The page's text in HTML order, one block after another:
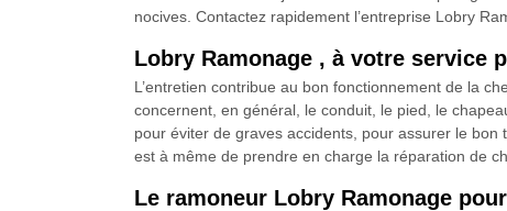
nocives. Contactez rapidement l’entreprise Lobry
Lobry Ramonage , à votre service
L’entretien contribue au bon fonctionnement de la
concernent, en général, le conduit, le pied, le
pour éviter de graves accidents, pour assurer le
est à même de prendre en charge la réparation de
Le ramoneur Lobry Ramonage